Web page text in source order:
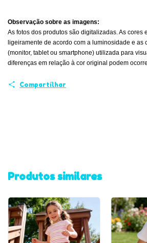
Observação sobre as imagens:
As fotos dos produtos são digitalizadas. As cores
ligeiramente de acordo com a luminosidade e as
(monitor, tablet ou smartphone) utilizada para
diferenças em relação à cor original podem
Compartilhar
Produtos similares